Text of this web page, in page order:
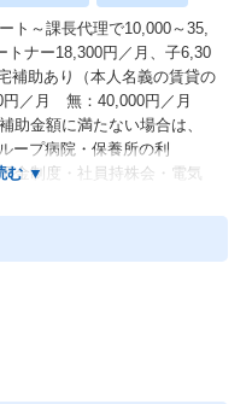
ト～課長代理で10,000～35,
トナー18,300円／月、子6,30
補助あり（本人名義の賃貸の
／月 無：40,000円／月
金額に満たない場合は、
ープ病院・保養所の利
金制度・社員持株会・電気